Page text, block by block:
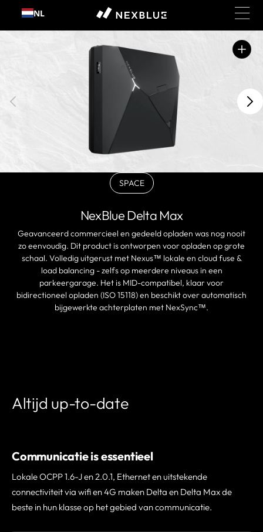
naarNL
aanbevolen
galerijweergave
SPACEBLACKVariant
of
niet
beschikbaar
NexBlue Delta Max
Geavanceerd commercieel en gedeeld opladen was nog nooit
zo eenvoudig. Dit product is ontworpen voor opladen op grote
schaal. Volledig uitgerust met Nexus™ lokale en cloud fuse &
load balancing - zelfs op meerdere niveaus in een
parkeergarage. Het is MID-compatibel, klaar voor
bidirectioneel opladen (ISO 15118) en beschikt over automatisch
bijgewerkte achterplaten met NexSync™.
Altijd up-to-date
Communicatie is essentieel
Lokale OCPP 1.6-J en 2.0.1, Ethernet en uitstekende
connectiviteit via wifi en 4G maken Delta en Delta Max de
beste in hun klasse op het gebied van communicatie.